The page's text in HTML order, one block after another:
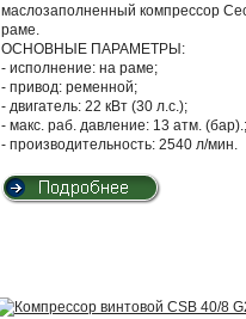
маслозаполненный компрессор
раме.
ОСНОВНЫЕ ПАРАМЕТРЫ:
- исполнение: на раме;
- привод: ременной;
- двигатель: 22 кВт (30 л.с.);
- макс. раб. давление: 13 атм. (бар).;
- производительность: 2540 л/мин.